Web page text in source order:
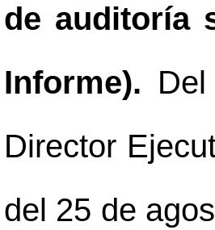
de auditoría
Informe).
Director
del 25 de